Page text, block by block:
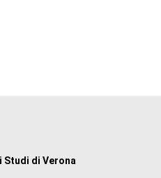
Studi di Verona